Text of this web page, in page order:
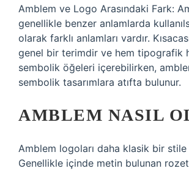
Amblem ve Logo Arasındaki Fark:
genellikle benzer anlamlarda
olarak farklı anlamları vardır.
genel bir terimdir ve hem tipografik
sembolik öğeleri içerebilirken,
sembolik tasarımlara atıfta bulunur.
AMBLEM NASIL
Amblem logoları daha klasik bir stile
Genellikle içinde metin bulunan